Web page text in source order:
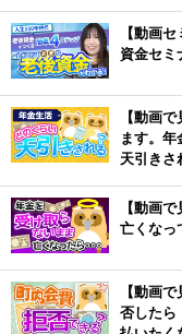
【動画
資金セミ
【動画
ます。年
天引きさ
【動画
亡くなっ
【動画
否したら